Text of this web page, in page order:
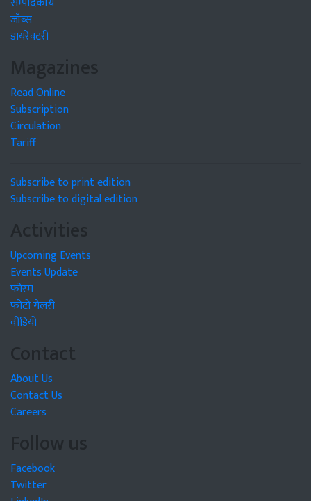
जॉब्स
डायरेक्टरी
Magazines
Read Online
Subscription
Circulation
Tariff
Subscribe to print edition
Subscribe to digital edition
Activities
Upcoming Events
Events Update
फोरम
फोटो गैलरी
वीडियो
Contact
About Us
Contact Us
Careers
Follow us
Facebook
Twitter